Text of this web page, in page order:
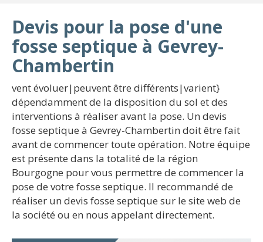
Devis pour la pose d'une
fosse septique à Gevrey-
Chambertin
vent évoluer|peuvent être différents|varient}
dépendamment de la disposition du sol et des
interventions à réaliser avant la pose. Un devis
fosse septique à Gevrey-Chambertin doit être fait
avant de commencer toute opération. Notre équipe
est présente dans la totalité de la région
Bourgogne pour vous permettre de commencer la
pose de votre fosse septique. Il recommandé de
réaliser un devis fosse septique sur le site web de
la société ou en nous appelant directement.